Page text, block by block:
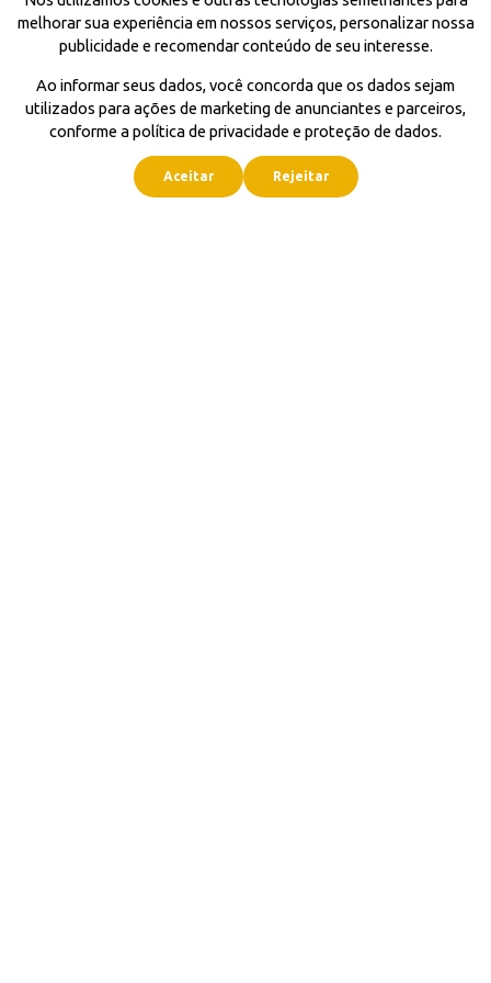
melhorar sua experiência em nossos serviços, personalizar nossa
publicidade e recomendar conteúdo de seu interesse.
Ao informar seus dados, você concorda que os dados sejam
utilizados para ações de marketing de anunciantes e parceiros,
conforme a política de privacidade e proteção de dados.
Aceitar Rejeitar